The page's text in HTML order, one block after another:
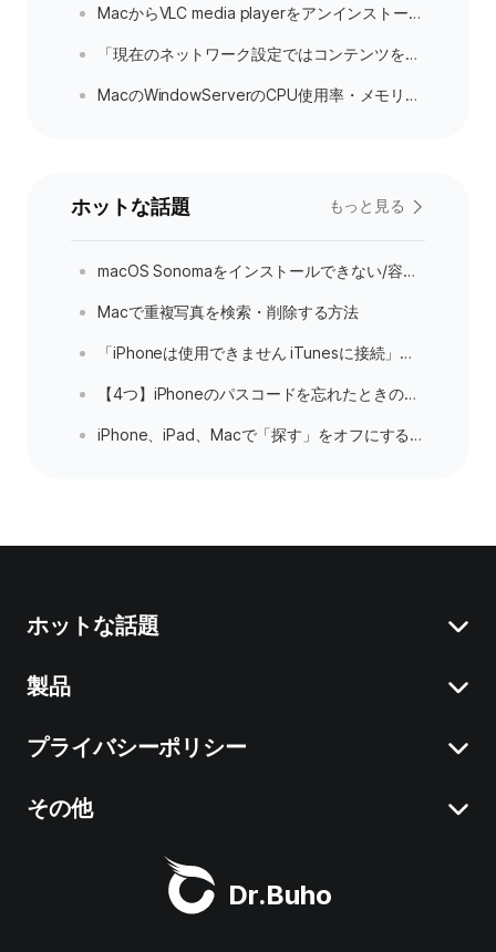
· MacからVLC media playerをアンインストールする方法3つ
「現在のネットワーク設定ではコンテンツをプライバシーを保護した形で読み込むことができません」とは？原因＆対処法を解説
· MacのWindowServerのCPU使用率・メモリ使用量が高い原因は？根本的な解決策を解説
ホットな話題 もっと見る
· macOS Sonomaをインストールできない/容量不足の解決策
·Macで重複写真を検索・削除する方法
「iPhoneは使用できません iTunesに接続」問題を解決する４つの方法
【4つ】iPhoneのパスコードを忘れたときの対処方法
· iPhone、iPad、Macで「探す」をオフにする方法
Dr.Buho
ホットな話題
Macの「システムデータ」を減らす
Macで不要なアプリをアンインストール
製品
BuhoCleaner
BuhoUnlocker
プライバシーポリシー
利用規約
プライバシーポリシー
その他